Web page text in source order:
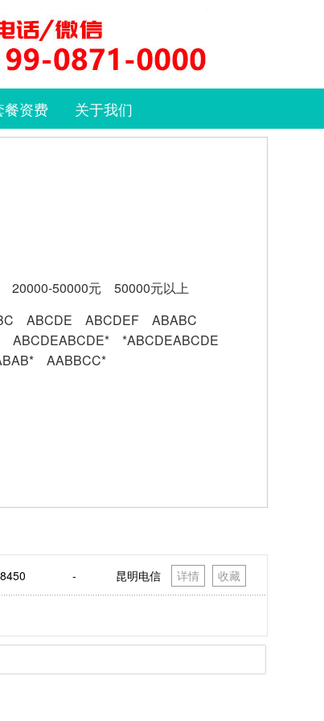
餐资费 关于我们
20000-50000元
50000元以上
ABCDE ABCDEF
ABABC
ABCDEABCDE*
*ABCDEABCDE
AABBCC*
- 昆明电信 详情 收藏